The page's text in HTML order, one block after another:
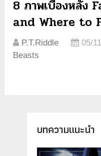
8 ภาพเบื้องหลัง
and Where to
P.T.Riddle 05/
Beasts
บทความแนะนำ